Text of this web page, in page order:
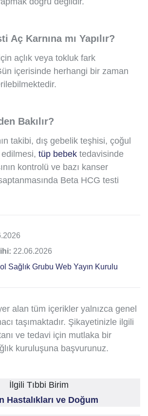
Aç Karnına mı Yapılır?
açlık veya tokluk fark
içerisinde herhangi bir zaman
Bakılır?
takibi, dış gebelik teşhisi, çoğul
tüp bebek tedavisinde
kontrolü ve bazı kanser
Beta HCG testi
22.06.2026
Sağlık Grubu Web Yayın Kurulu
alan tüm içerikler yalnızca genel
taşımaktadır. Şikayetinizle ilgili
ve tedavi için mutlaka bir
kuruluşuna başvurunuz.
İlgili Tıbbi Birim
Hastalıkları ve Doğum